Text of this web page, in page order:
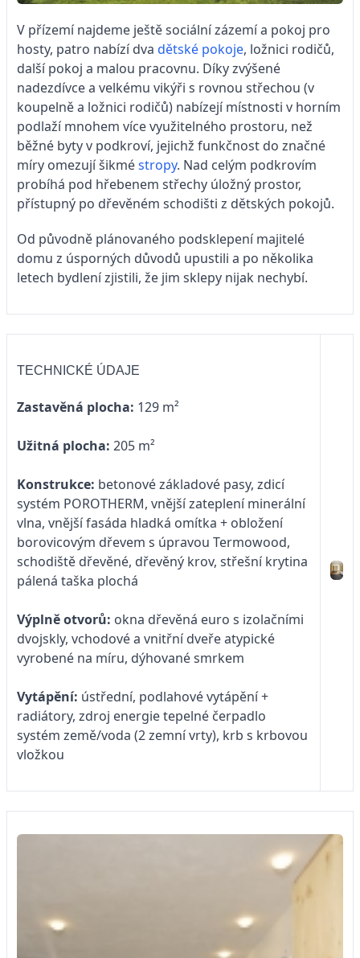
V přízemí najdeme ještě sociální zázemí a pokoj pro
hosty, patro nabízí dva dětské pokoje, ložnici rodičů,
další pokoj a malou pracovnu. Díky zvýšené
nadezdívce a velkému vikýři s rovnou střechou (v
koupelně a ložnici rodičů) nabízejí místnosti v horním
podlaží mnohem více využitelného prostoru, než
běžné byty v podkroví, jejichž funkčnost do značné
míry omezují šikméstropy. Nad celým podkrovím
probíhá pod hřebenem střechy úložný prostor,
přístupný po dřevěném schodišti z dětských pokojů.
Od původně plánovaného podsklepení majitelé
domu z úsporných důvodů upustili a po několika
letech bydlení zjistili, že jim sklepy nijak nechybí.
TECHNICKÉ ÚDAJE
Zastavěná plocha: 129 m²
Užitná plocha: 205 m²
Konstrukce: betonové základové pasy, zdicí
systém POROTHERM, vnější zateplení minerální
vlna, vnější fasáda hladká omítka + obložení
borovicovým dřevem s úpravou Termowood,
schodiště dřevěné, dřevěný krov, střešní krytina
pálená taška plochá
Výplně otvorů: okna dřevěná euro s izolačními
dvojskly, vchodové a vnitřní dveře atypické
vyrobené na míru, dýhované smrkem
Vytápění: ústřední, podlahové vytápění +
radiátory, zdroj energie tepelné čerpadlo
systém země/voda (2 zemní vrty), krb s krbovou
vložkou